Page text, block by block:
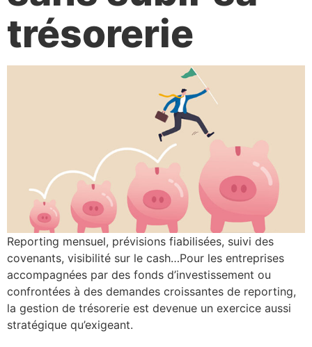
trésorerie
Reporting mensuel, prévisions fiabilisées, suivi des
covenants, visibilité sur le cash…Pour les entreprises
accompagnées par des fonds d’investissement ou
confrontées à des demandes croissantes de reporting,
la gestion de trésorerie est devenue un exercice aussi
stratégique qu’exigeant.